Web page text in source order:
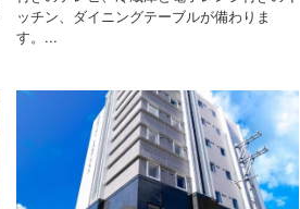
ッチン、ダイニングテーブルが備わりま
す。...